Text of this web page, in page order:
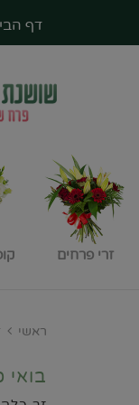
דף
זרי פרחים
ראשי
בואי